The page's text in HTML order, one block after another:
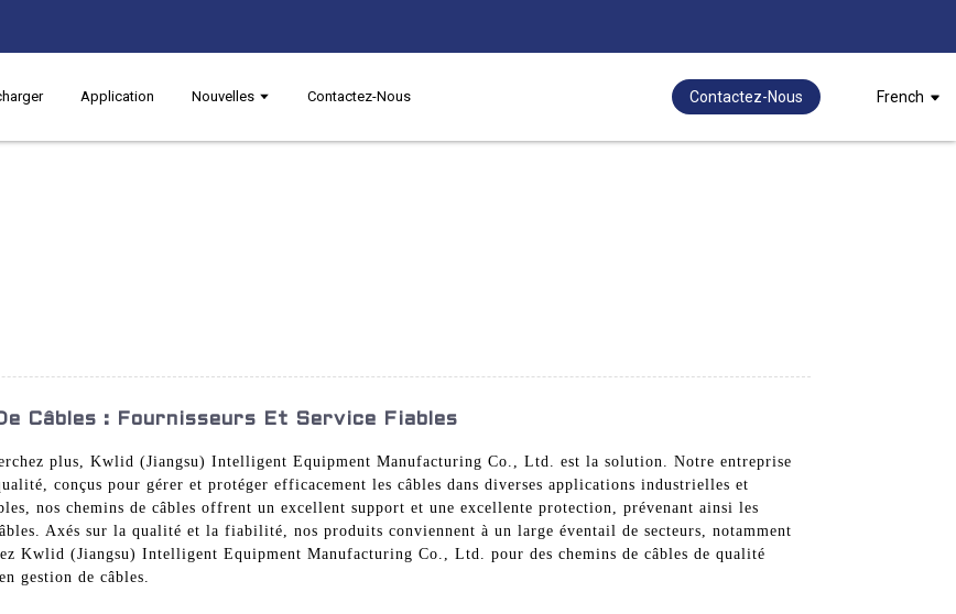
Application Nouvelles Contactez-Nous Contactez-Nous French
Câbles : Fournisseurs Et Service Fiables
plus, Kwlid (Jiangsu) Intelligent Equipment Manufacturing Co., Ltd. est la solution. Notre entreprise
conçus pour gérer et protéger efficacement les câbles dans diverses applications industrielles et
nos chemins de câbles offrent un excellent support et une excellente protection, prévenant ainsi les
Axés sur la qualité et la fiabilité, nos produits conviennent à un large éventail de secteurs, notamment
Kwlid (Jiangsu) Intelligent Equipment Manufacturing Co., Ltd. pour des chemins de câbles de qualité
gestion de câbles.